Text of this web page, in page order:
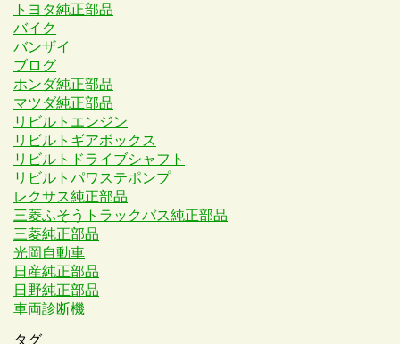
トヨタ純正部品
バイク
バンザイ
ブログ
ホンダ純正部品
マツダ純正部品
リビルトエンジン
リビルトギアボックス
リビルトドライブシャフト
リビルトパワステポンプ
レクサス純正部品
三菱ふそうトラックバス純正部品
三菱純正部品
光岡自動車
日産純正部品
日野純正部品
車両診断機
タグ